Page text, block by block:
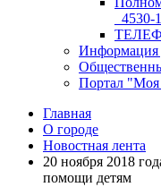
_4530-1
Информация
Портал "Моя
Главная
О городе
Новостная лента
20 ноября 2018
помощи детям